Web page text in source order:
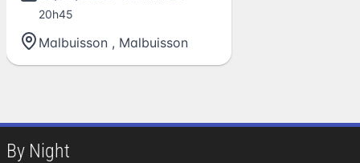
20h45
Malbuisson , Malbuisson
By Night